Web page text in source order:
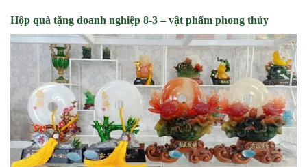
Hộp quà tặng doanh nghiệp 8-3 – vật phẩm phong thủy